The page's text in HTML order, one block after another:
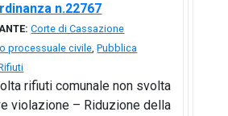
n.22767
Corte di Cassazione
processuale civile,Pubblica
rifiuti comunale non svolta
violazione – Riduzione della